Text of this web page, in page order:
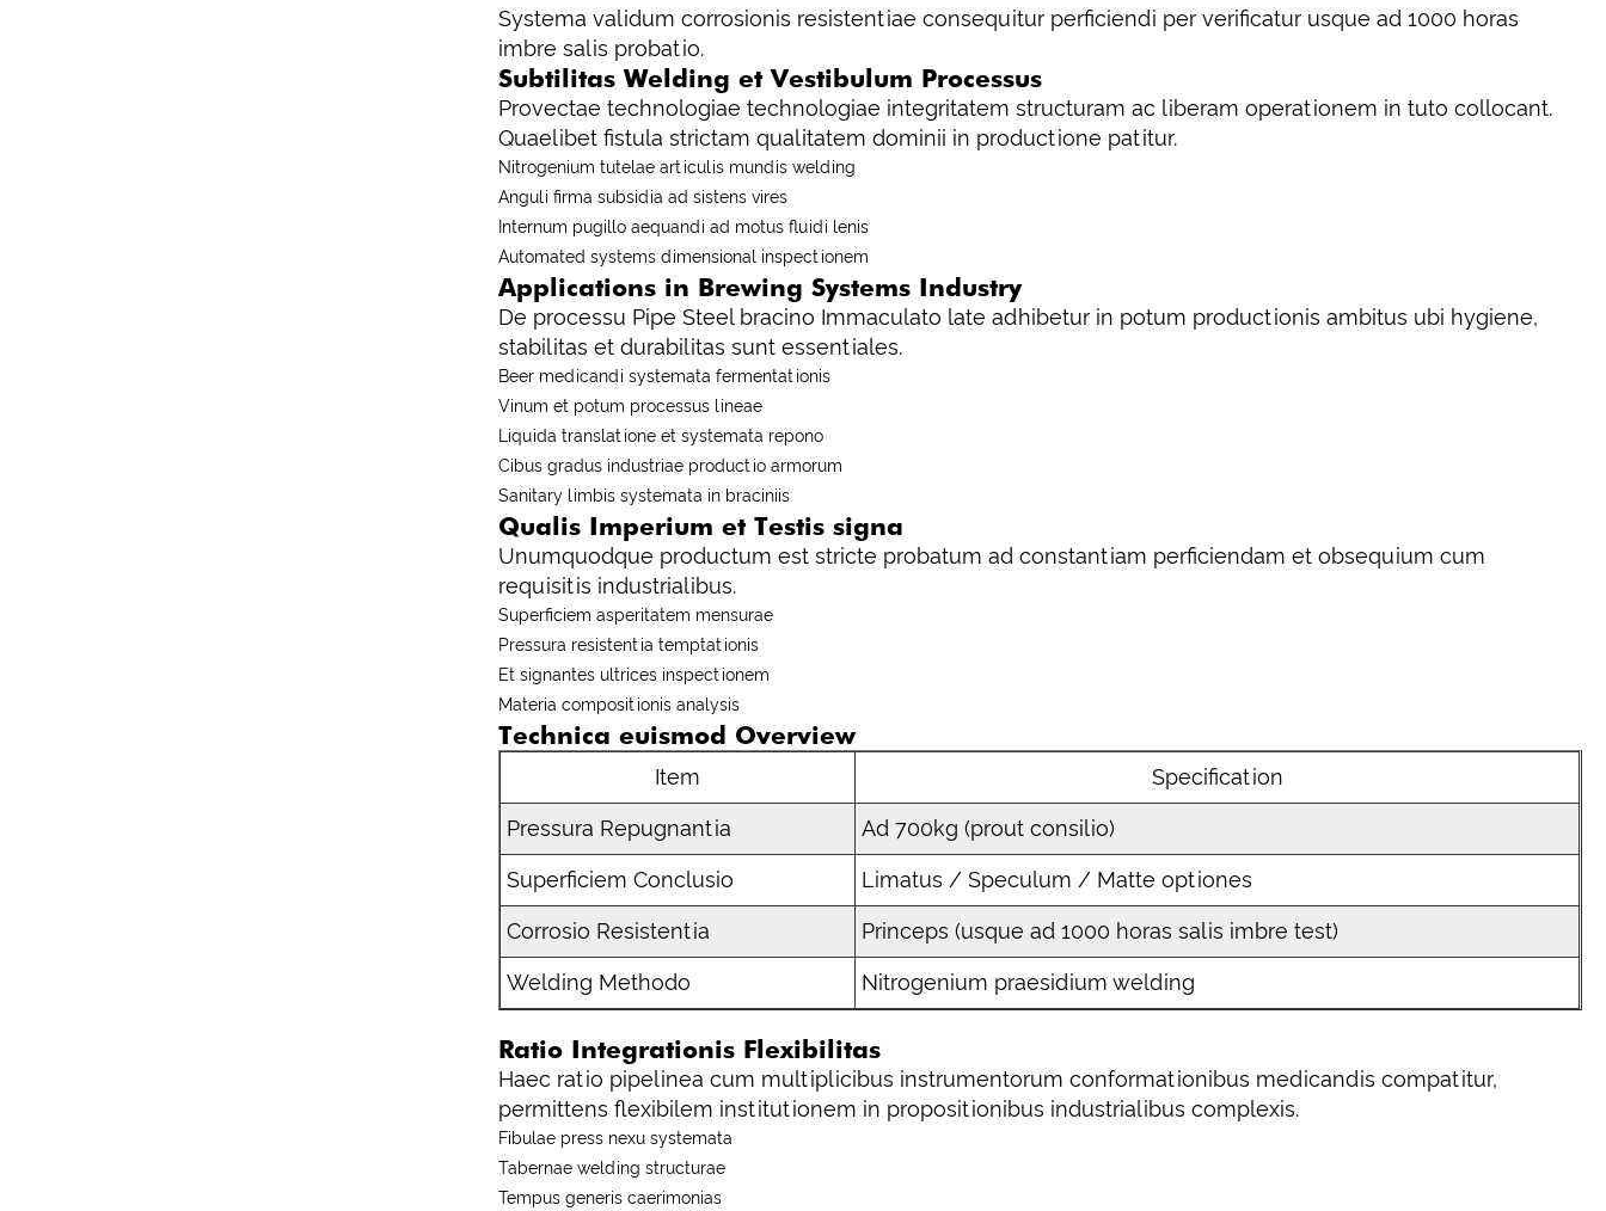
Systema validum corrosionis resistentiae consequitur perficiendi per verificatur usque ad 1000 horas
imbre salis probatio.
Subtilitas Welding et Vestibulum Processus
Provectae technologiae technologiae integritatem structuram ac liberam operationem in tuto collocant.
Quaelibet fistula strictam qualitatem dominii in productione patitur.
Nitrogenium tutelae articulis mundis welding
Anguli firma subsidia ad sistens vires
Internum pugillo aequandi ad motus fluidi lenis
Automated systems dimensional inspectionem
Applications in Brewing Systems Industry
De processu Pipe Steel bracino Immaculato late adhibetur in potum productionis ambitus ubi hygiene,
stabilitas et durabilitas sunt essentiales.
Beer medicandi systemata fermentationis
Vinum et potum processus lineae
Liquida translatione et systemata repono
Cibus gradus industriae productio armorum
Sanitary limbis systemata in braciniis
Qualis Imperium et Testis signa
Unumquodque productum est stricte probatum ad constantiam perficiendam et obsequium cum
requisitis industrialibus.
Superficiem asperitatem mensurae
Pressura resistentia temptationis
Et signantes ultrices inspectionem
Materia compositionis analysis
Technica euismod Overview
Item Specification
Pressura Repugnantia Ad 700kg (prout consilio)
Superficiem Conclusio Limatus / Speculum / Matte optiones
Corrosio Resistentia Princeps (usque ad 1000 horas salis imbre test)
Welding Methodo Nitrogenium praesidium welding
Ratio Integrationis Flexibilitas
Haec ratio pipelinea cum multiplicibus instrumentorum conformationibus medicandis compatitur,
permittens flexibilem institutionem in propositionibus industrialibus complexis.
Fibulae press nexu systemata
Tabernae welding structurae
Tempus generis caerimonias